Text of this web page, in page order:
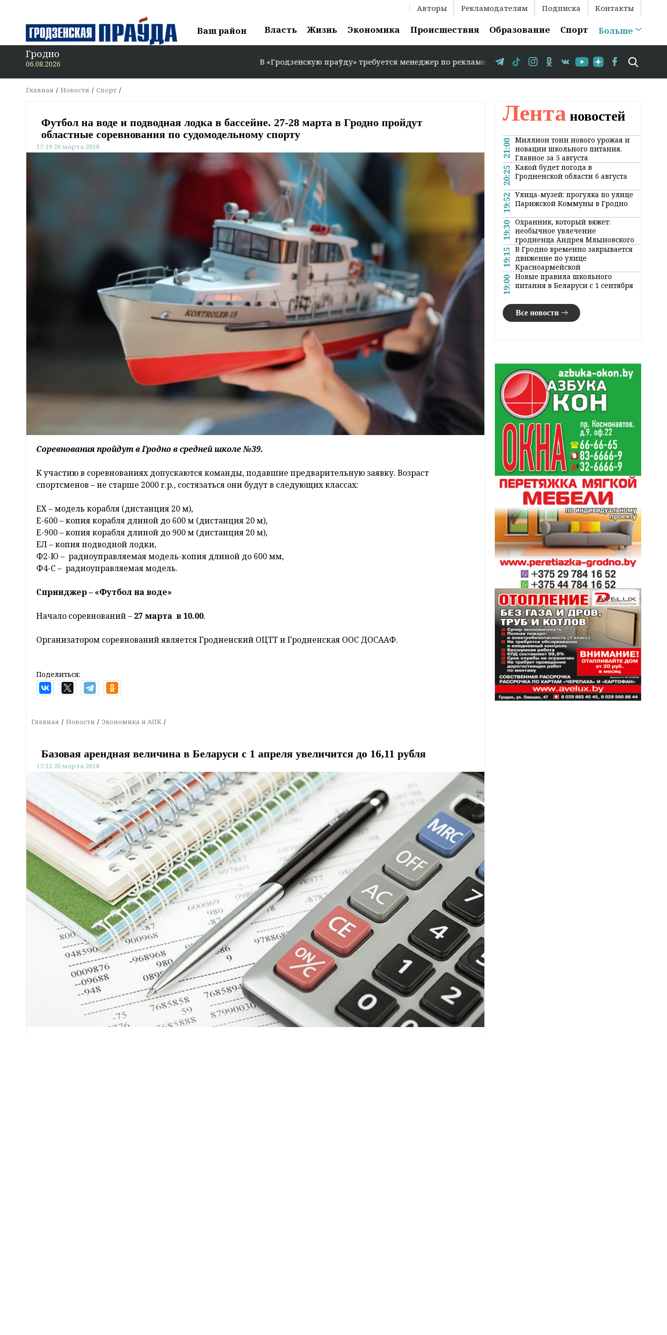
Авторы Рекламодателям Подписка Контакты
Ваш район Власть Жизнь Экономика Происшествия Образование Спорт Больше
Гродно
06.08.2026 В «Гродзенскую праўду» требуется менеджер по рекламе: +375 29 583-35-86 // 15 августа в Свислочи
Главная Новости Спорт
Футбол на воде и подводная лодка в бассейне. 27-28 марта в Гродно пройдут
областные соревнования по судомодельному спорту
17:19 26 марта 2018
Соревнования пройдут в Гродно в средней школе №39.
К участию в соревнованиях допускаются команды, подавшие предварительную заявку. Возраст
спортсменов – не старше 2000 г.р., состязаться они будут в следующих классах:
ЕХ – модель корабля (дистанция 20 м),
Е-600 – копия корабля длиной до 600 м (дистанция 20 м),
Е-900 – копия корабля длиной до 900 м (дистанция 20 м),
ЕЛ – копия подводной лодки,
Ф2-Ю – радиоуправляемая модель-копия длиной до 600 мм,
Ф4-С – радиоуправляемая модель.
Спринджер – «Футбол на воде»
Начало соревнований – 27 марта в 10.00.
Организатором соревнований является Гродненский ОЦТТ и Гродненская ООС ДОСААФ.
Поделиться:
Главная Новости Экономика и АПК
Базовая арендная величина в Беларуси с 1 апреля увеличится до 16,11 рубля
17:12 26 марта 2018
Лента новостей
21:00 Миллион тонн нового урожая и
новации школьного питания.
Главное за 5 августа
20:25 Какой будет погода в
Гродненской области 6 августа
19:52 Улица-музей: прогулка по улице
Парижской Коммуны в Гродно
19:30 Охранник, который вяжет:
необычное увлечение
гродненца Андрея Млыновского
19:15 В Гродно временно закрывается
движение по улице
Красноармейской
19:00 Новые правила школьного
питания в Беларуси с 1 сентября
Все новости